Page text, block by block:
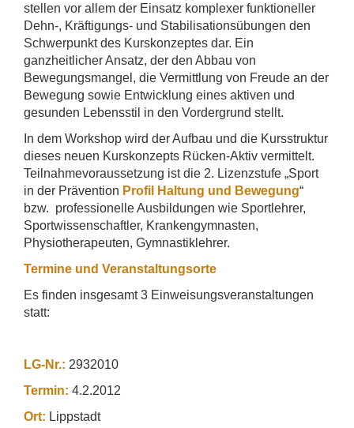
stellen vor allem der Einsatz komplexer funktioneller
Dehn-, Kräftigungs- und Stabilisationsübungen den
Schwerpunkt des Kurskonzeptes dar. Ein
ganzheitlicher Ansatz, der den Abbau von
Bewegungsmangel, die Vermittlung von Freude an der
Bewegung sowie Entwicklung eines aktiven und
gesunden Lebensstil in den Vordergrund stellt.
In dem Workshop wird der Aufbau und die Kursstruktur
dieses neuen Kurskonzepts Rücken-Aktiv vermittelt.
Teilnahmevoraussetzung ist die 2. Lizenzstufe „Sport
in der Prävention Profil Haltung und Bewegung“
bzw. professionelle Ausbildungen wie Sportlehrer,
Sportwissenschaftler, Krankengymnasten,
Physiotherapeuten, Gymnastiklehrer.
Termine und Veranstaltungsorte
Es finden insgesamt 3 Einweisungsveranstaltungen
statt:
LG-Nr.: 2932010
Termin: 4.2.2012
Ort: Lippstadt